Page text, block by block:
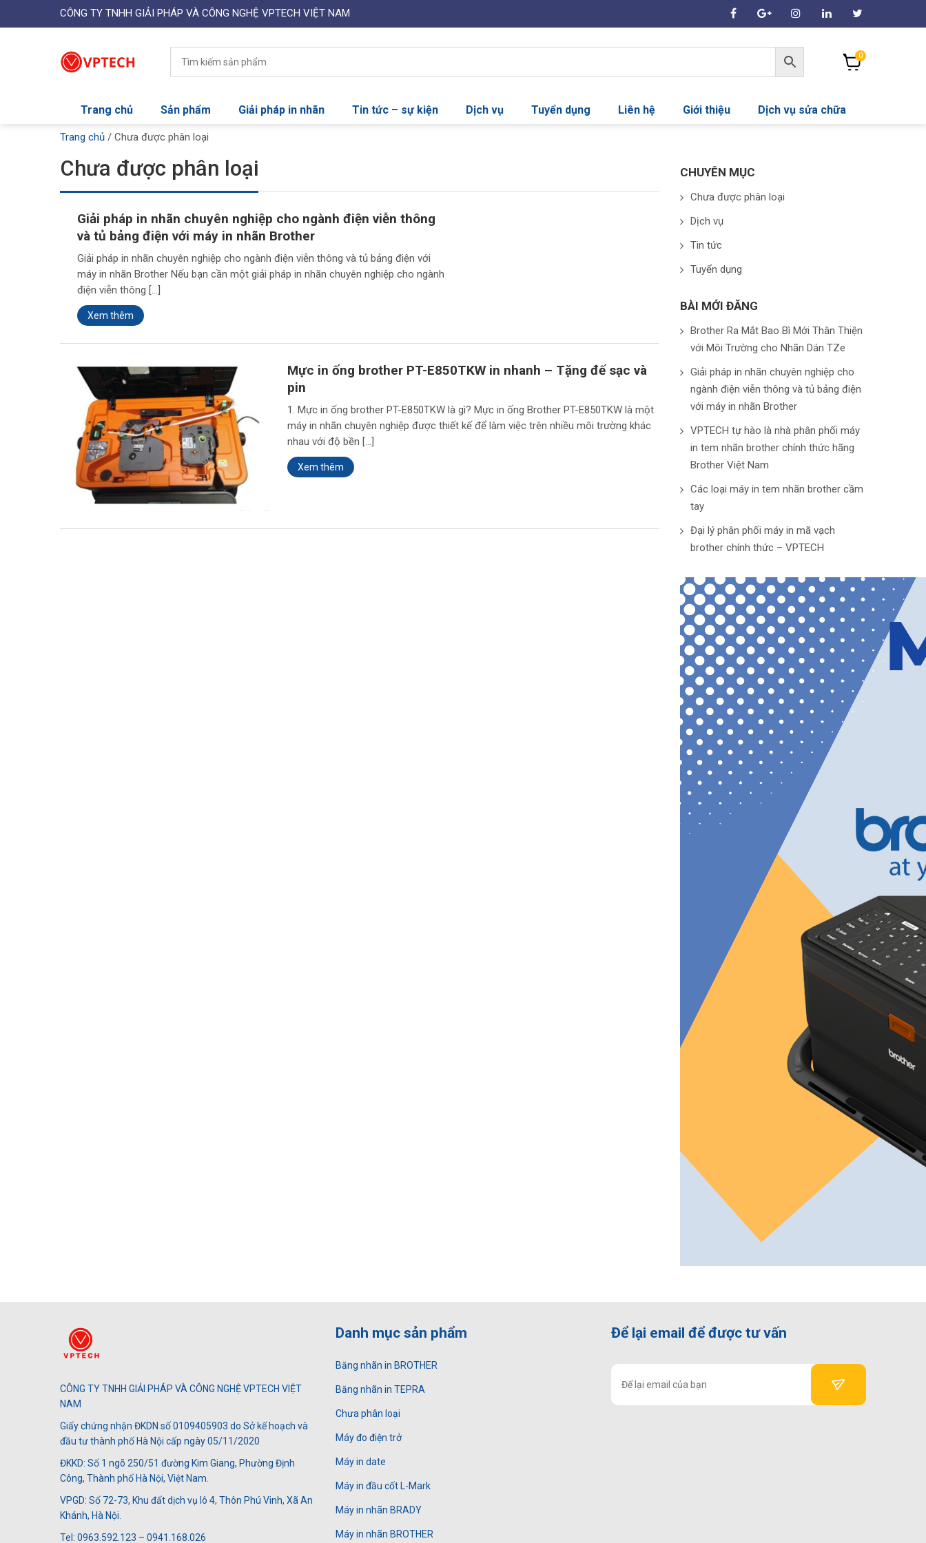
CÔNG TY TNHH GIẢI PHÁP VÀ CÔNG NGHỆ VPTECH VIỆT NAM
0
Trang chủ Sản phẩm Giải pháp in nhãn Tin tức – sự kiện Dịch vụ Tuyển dụng Liên hệ Giới thiệu Dịch vụ sửa chữa
Trang chủ / Chưa được phân loại
Chưa được phân loại
Giải pháp in nhãn chuyên nghiệp cho ngành điện viễn thông
và tủ bảng điện với máy in nhãn Brother
Giải pháp in nhãn chuyên nghiệp cho ngành điện viễn thông và tủ bảng điện với
máy in nhãn Brother Nếu bạn cần một giải pháp in nhãn chuyên nghiệp cho ngành
điện viễn thông […]
Xem thêm
Mực in ống brother PT-E850TKW in nhanh – Tặng đế sạc và
pin
1. Mực in ống brother PT-E850TKW là gì? Mực in ống Brother PT-E850TKW là một
máy in nhãn chuyên nghiệp được thiết kế để làm việc trên nhiều môi trường khác
nhau với độ bền […]
Xem thêm
CHUYÊN MỤC
Chưa được phân loại
Dịch vụ
Tin tức
Tuyển dụng
BÀI MỚI ĐĂNG
Brother Ra Mắt Bao Bì Mới Thân Thiện
với Môi Trường cho Nhãn Dán TZe
Giải pháp in nhãn chuyên nghiệp cho
ngành điện viễn thông và tủ bảng điện
với máy in nhãn Brother
VPTECH tự hào là nhà phân phối máy
in tem nhãn brother chính thức hãng
Brother Việt Nam
Các loại máy in tem nhãn brother cầm
tay
Đại lý phân phối máy in mã vạch
brother chính thức – VPTECH
CÔNG TY TNHH GIẢI PHÁP VÀ CÔNG NGHỆ VPTECH VIỆT
NAM
Giấy chứng nhận ĐKDN số 0109405903 do Sở kế hoạch và
đầu tư thành phố Hà Nội cấp ngày 05/11/2020
ĐKKD: Số 1 ngõ 250/51 đường Kim Giang, Phường Định
Công, Thành phố Hà Nội, Việt Nam.
VPGD: Số 72-73, Khu đất dịch vụ lô 4, Thôn Phú Vinh, Xã An
Khánh, Hà Nội.
Tel: 0963.592.123 – 0941.168.026
Danh mục sản phẩm
Băng nhãn in BROTHER
Băng nhãn in TEPRA
Chưa phân loại
Máy đo điện trở
Máy in date
Máy in đầu cốt L-Mark
Máy in nhãn BRADY
Máy in nhãn BROTHER
Để lại email để được tư vấn